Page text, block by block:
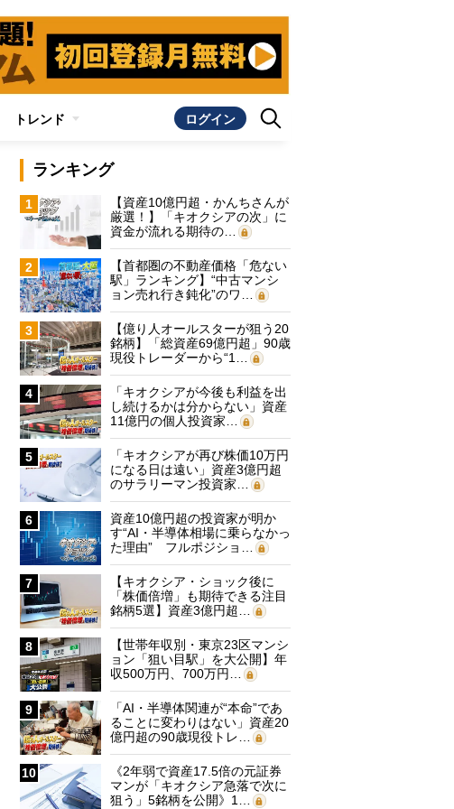
トレンド ログイン
ランキング
1
【資産10億円超・かんちさんが
厳選！】「キオクシアの次」に
資金が流れる期待の…
2
【首都圏の不動産価格「危ない
駅」ランキング】“中古マンシ
ョン売れ行き鈍化”のワ…
3
【億り人オールスターが狙う20
銘柄】「総資産69億円超」90歳
現役トレーダーから“1…
4
「キオクシアが今後も利益を出
し続けるかは分からない」資産
11億円の個人投資家…
5
「キオクシアが再び株価10万円
になる日は遠い」資産3億円超
のサラリーマン投資家…
6
資産10億円超の投資家が明か
す“AI・半導体相場に乗らなかっ
た理由” フルポジショ…
7
【キオクシア・ショック後に
「株価倍増」も期待できる注目
銘柄5選】資産3億円超…
8
【世帯年収別・東京23区マンシ
ョン「狙い目駅」を大公開】年
収500万円、700万円…
9
「AI・半導体関連が“本命”であ
ることに変わりはない」資産20
億円超の90歳現役トレ…
10
《2年弱で資産17.5倍の元証券
マンが「キオクシア急落で次に
狙う」5銘柄を公開》1…